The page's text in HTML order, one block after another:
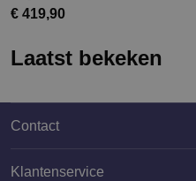
€ 419,90
Laatst bekeken
Contact
Klantenservice